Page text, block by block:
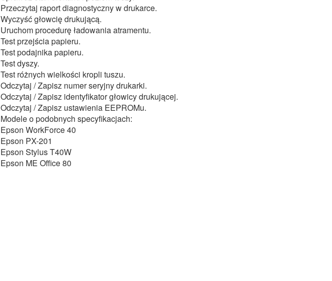
Przeczytaj raport diagnostyczny w drukarce.
Wyczyść głowcię drukującą.
Uruchom procedurę ładowania atramentu.
Test przejścia papieru.
Test podajnika papieru.
Test dyszy.
Test różnych wielkości kropli tuszu.
Odczytaj / Zapisz numer seryjny drukarki.
Odczytaj / Zapisz identyfikator głowicy drukującej.
Odczytaj / Zapisz ustawienia EEPROMu.
Modele o podobnych specyfikacjach:
Epson WorkForce 40
Epson PX-201
Epson Stylus T40W
Epson ME Office 80